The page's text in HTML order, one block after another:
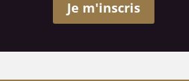
Je m'inscris